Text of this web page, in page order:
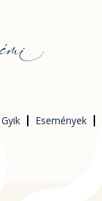
Gyik Események